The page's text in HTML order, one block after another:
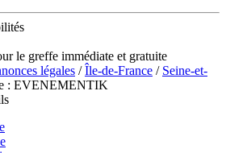
le greffe immédiate et gratuite
légales /Île-de-France / Seine-et-
: EVENEMENTIK